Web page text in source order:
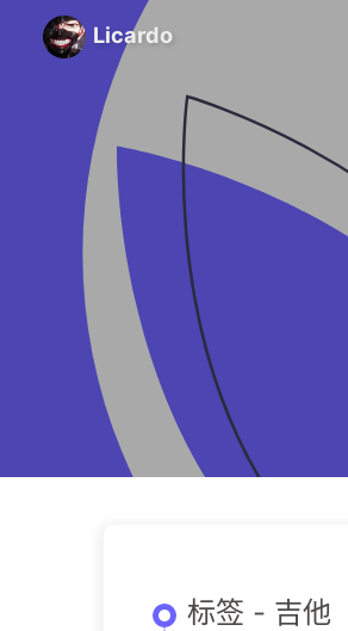
Licardo
标签 - 吉他